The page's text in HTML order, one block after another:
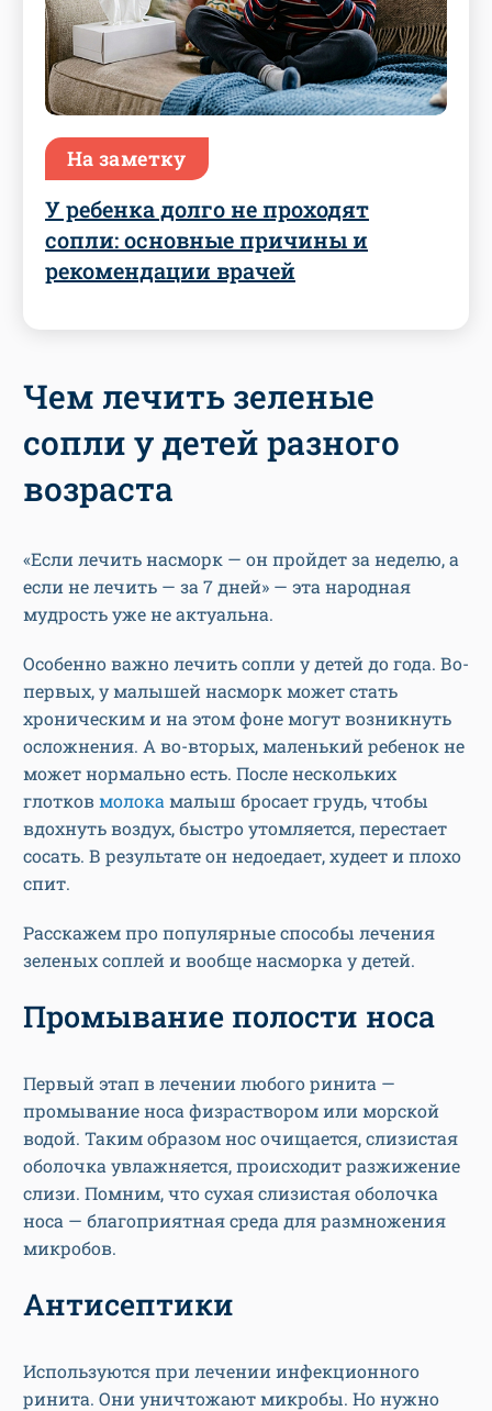
На заметку
У ребенка долго не проходят
сопли: основные причины и
рекомендации врачей
Чем лечить зеленые
сопли у детей разного
возраста
«Если лечить насморк — он пройдет за неделю, а
если не лечить — за 7 дней» — эта народная
мудрость уже не актуальна.
Особенно важно лечить сопли у детей до года. Во-
первых, у малышей насморк может стать
хроническим и на этом фоне могут возникнуть
осложнения. А во-вторых, маленький ребенок не
может нормально есть. После нескольких
глотковмолока малыш бросает грудь, чтобы
вдохнуть воздух, быстро утомляется, перестает
сосать. В результате он недоедает, худеет и плохо
спит.
Расскажем про популярные способы лечения
зеленых соплей и вообще насморка у детей.
Промывание полости носа
Первый этап в лечении любого ринита —
промывание носа физраствором или морской
водой. Таким образом нос очищается, слизистая
оболочка увлажняется, происходит разжижение
слизи. Помним, что сухая слизистая оболочка
носа — благоприятная среда для размножения
микробов.
Антисептики
Используются при лечении инфекционного
ринита. Они уничтожают микробы. Но нужно